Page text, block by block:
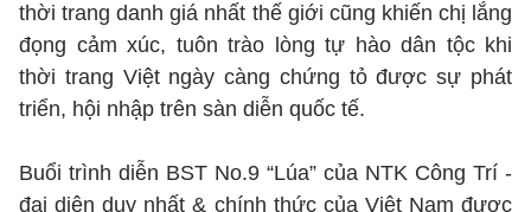
thời trang danh giá nhất thế giới cũng khiến chị lắng
đọng cảm xúc, tuôn trào lòng tự hào dân tộc khi
thời trang Việt ngày càng chứng tỏ được sự phát
triển, hội nhập trên sàn diễn quốc tế.
Buổi trình diễn BST No.9 “Lúa” của NTK Công Trí -
đại diện duy nhất & chính thức của Việt Nam được